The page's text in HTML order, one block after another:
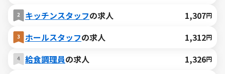
キッチンスタッフの求人 1,307円
ホールスタッフの求人 1,312円
給食調理員の求人 1,326円